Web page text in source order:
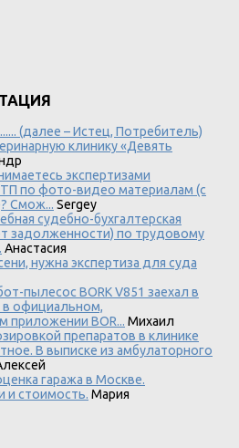
(далее – Истец, Потребитель)
клинику «Девять
экспертизами
по фото-видео материалам (с
Смож... Sergey
судебно-бухгалтерская
задолженности) по трудовому
Анастасия
нужна экспертиза для суда
пылесос BORK V851 заехал в
в официальном,
приложении BOR... Михаил
препаратов в клинике
В выписке из амбулаторного
гаража в Москве.
и стоимость. Мария